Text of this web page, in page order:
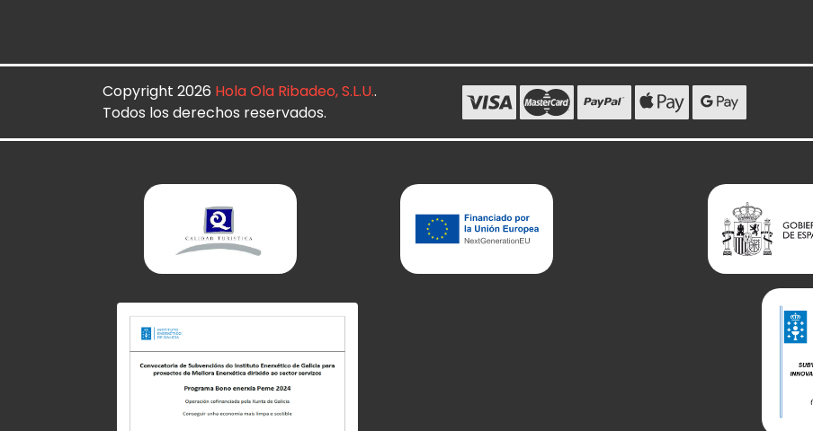
Copyright 2026 Hola Ola Ribadeo, S.L.U..
Todos los derechos reservados.